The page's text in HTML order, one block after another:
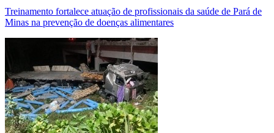
Treinamento fortalece atuação de profissionais da saúde de Pará de
Minas na prevenção de doenças alimentares